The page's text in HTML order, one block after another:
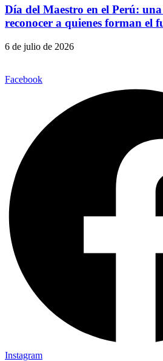
Día del Maestro en el Perú:
reconocer a quienes forman el
6 de julio de 2026
Facebook
Instagram